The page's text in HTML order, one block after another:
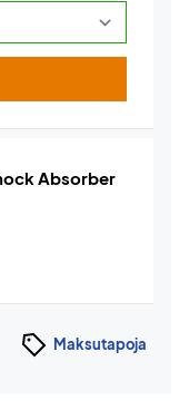
Absorber
Maksutapoja